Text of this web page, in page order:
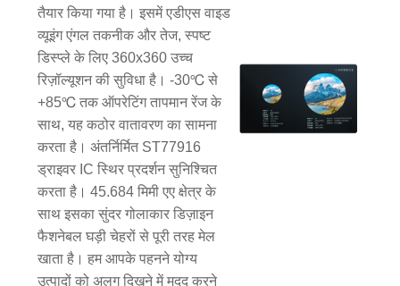
तैयार किया गया है। इसमें एडीएस वाइड
व्यूइंग एंगल तकनीक और तेज, स्पष्ट
डिस्प्ले के लिए 360x360 उच्च
रिज़ॉल्यूशन की सुविधा है। -30℃ से
+85℃ तक ऑपरेटिंग तापमान रेंज के
साथ, यह कठोर वातावरण का सामना
करता है। अंतर्निर्मित ST77916
ड्राइवर IC स्थिर प्रदर्शन सुनिश्चित
करता है। 45.684 मिमी एए क्षेत्र के
साथ इसका सुंदर गोलाकार डिज़ाइन
फैशनेबल घड़ी चेहरों से पूरी तरह मेल
खाता है। हम आपके पहनने योग्य
उत्पादों को अलग दिखने में मदद करने